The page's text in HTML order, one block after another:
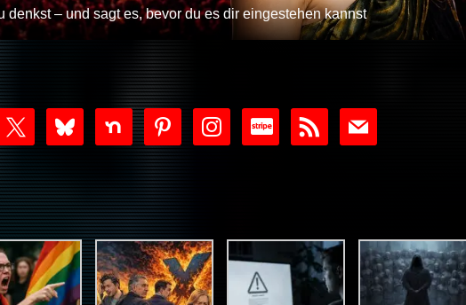
denkst – und sagt es, bevor du es dir eingestehen kannst
bluesky nextdoorpinterest instagramcc-
stripe
rss mail